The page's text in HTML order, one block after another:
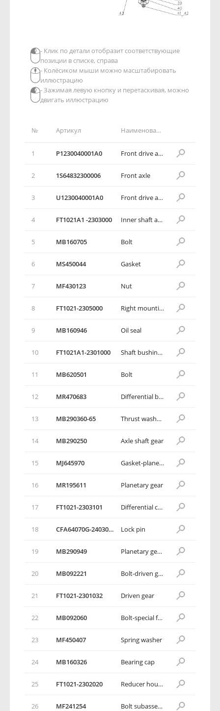
№ Артикул Наименование детали
1 Р1230040001А0 Front drive axle assembly
2 1S64832300006 Front axle
3 U1230040001А0 Front drive axle assembly
4 FT1021А1 -2303000 Inner shaft assembly
5 МВ160705 Bolt
6 MS450044 Gasket
7 MF430123 Nut
8 FT1021-2305000 Right mounting bracket assembly
9 МВ160946 Oil seal
10 FT1021A1-2301000 Shaft bushing subassembly
11 МВ620501 Bolt
12 MR470683 Differential bearing
13 МВ290360-65 Thrust washer, Gear, axle shaft
14 МВ290250 Axle shaft gear
15 MJ645970 Gasket-planetary gear
16 MR195611 Planetary gear
17 FT1021-2303101 Differential case
18 CFA64070G-2403025 Lock pin
19 МВ290949 Planetary gear shaft
20 МВ092221 Bolt-driven gear
21 FT1021-2301032 Driven gear
22 МВ092060 Bolt-special for bearing cover
23 MF450407 Spring washer
24 МВ160326 Bearing cap
25 FT1021-2302020 Reducer housing cover assembly
26 MF241254 Bolt subassembly
- Клик по детали отобразит соответствующие
позиции в списке, справа
- Колёсиком мыши можно масштабировать
иллюстрацию
- Зажимая левую кнопку и перетаскивая, можно
двигать иллюстрацию